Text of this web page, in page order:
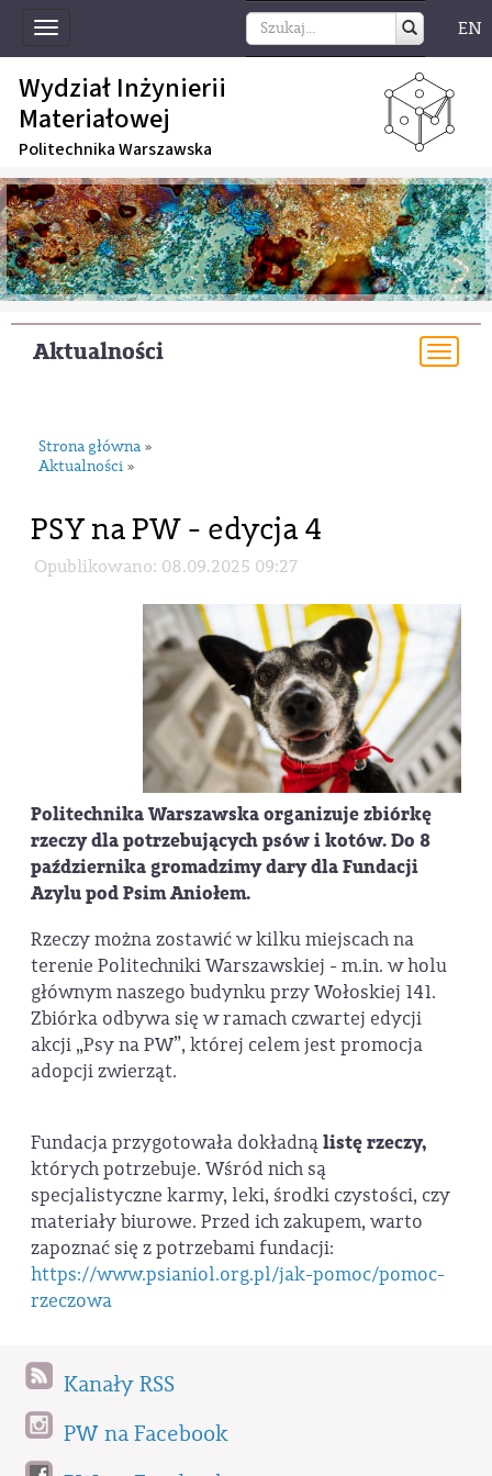
Toggle
navigation
EN
Wydział Inżynierii
Materiałowej
Politechnika Warszawska
Aktualności
Strona główna »
Aktualności »
PSY na PW - edycja 4
Opublikowano: 08.09.2025 09:27
Politechnika Warszawska organizuje zbiórkę
rzeczy dla potrzebujących psów i kotów. Do 8
października gromadzimy dary dla Fundacji
Azylu pod Psim Aniołem.
Rzeczy można zostawić w kilku miejscach na
terenie Politechniki Warszawskiej - m.in. w holu
głównym naszego budynku przy Wołoskiej 141.
Zbiórka odbywa się w ramach czwartej edycji
akcji „Psy na PW”, której celem jest promocja
adopcji zwierząt.
Fundacja przygotowała dokładnąlistę rzeczy,
których potrzebuje. Wśród nich są
specjalistyczne karmy, leki, środki czystości, czy
materiały biurowe. Przed ich zakupem, warto
zapoznać się z potrzebami fundacji:
https://www.psianiol.org.pl/jak-pomoc/pomoc-
rzeczowa
Kanały RSS
PW na Facebook